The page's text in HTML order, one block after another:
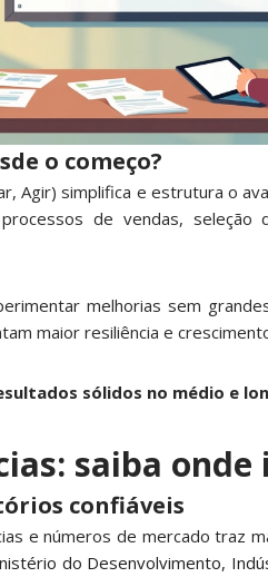
o começo?
Agir) simplifica e estrutura o
de vendas, seleção
melhorias sem
maior resiliência e
sólidos no médio e
saiba
confiáveis
e números de mercado traz
do Desenvolvimento,